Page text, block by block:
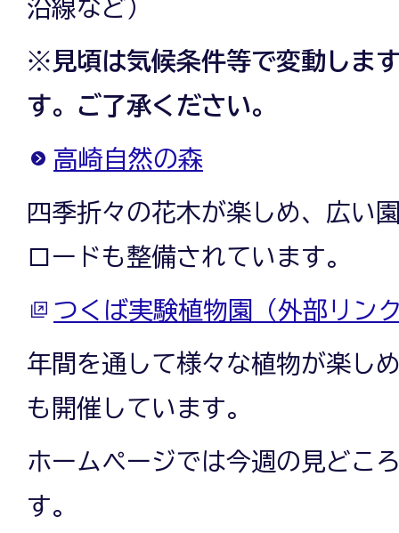
沿線など）
※ 見頃は気候条件等で変動しま
す。ご了承ください。
高崎自然の森
四季折々の花木が楽しめ、広い
ロードも整備されています。
つくば実験植物園（外部リン
年間を通して様々な植物が楽し
も開催しています。
ホームページでは今週の見どこ
す。